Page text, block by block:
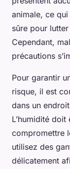
animale, ce
sûre pour
Cependant,
précautions
Pour garantir
risque, il est
dans un
L’humidité
compromettre
utilisez des
délicatement